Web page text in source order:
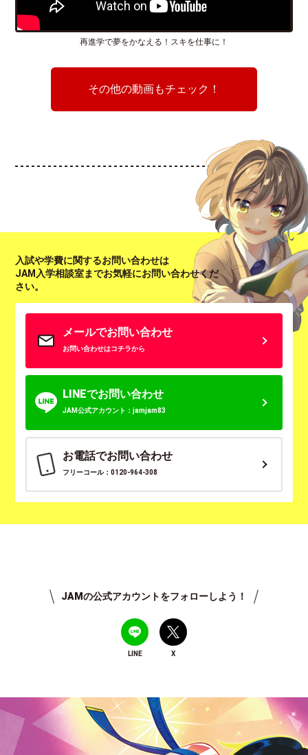
再進学で夢をかなえる！スキを仕事に！
その他の動画もチェック！
入試や学費に関するお問い合わせは
JAM入学相談室までお気軽にお問い合わせくだ
さい。
メールでお問い合わせ
お問い合わせはコチラから
LINEでお問い合わせ
JAM公式アカウント：jamjam83
お電話でお問い合わせ
フリーコール：0120-964-308
JAMの公式アカウントをフォローしよう！
LINE X